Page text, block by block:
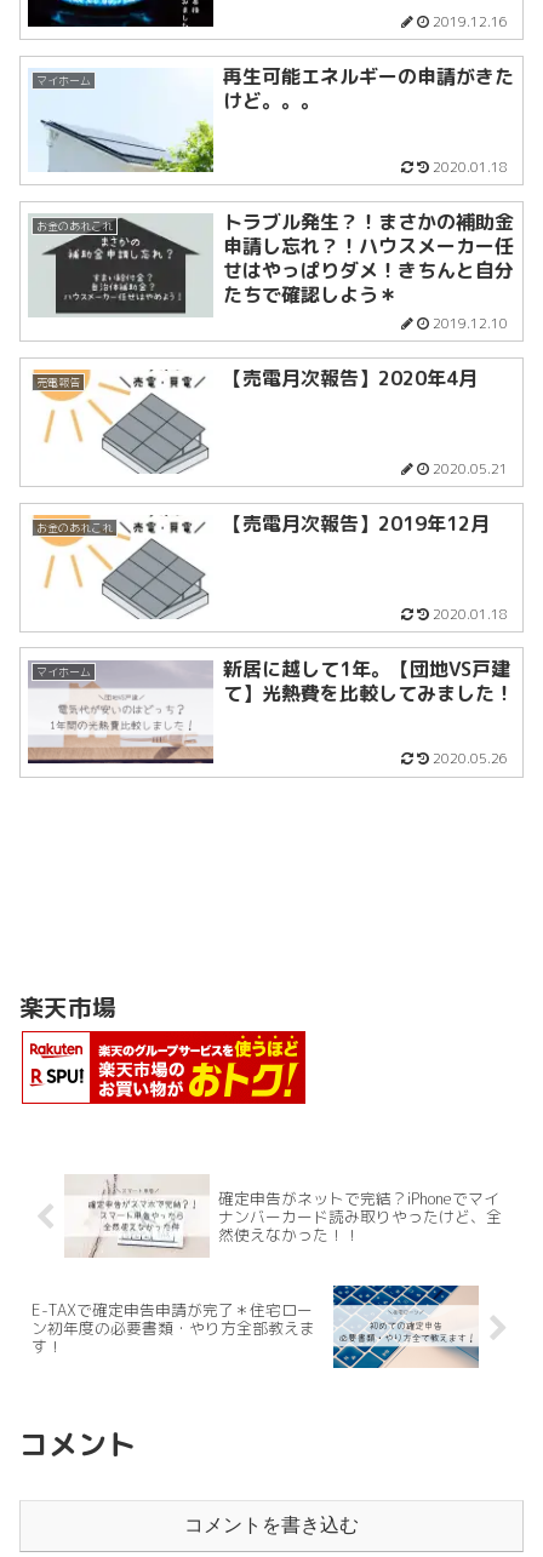
2019.12.16
マイホーム
再生可能エネルギーの申請がきた
けど。。。
2020.01.18
お金のあれこれ
トラブル発生？！まさかの補助金
申請し忘れ？！ハウスメーカー任
せはやっぱりダメ！きちんと自分
たちで確認しよう＊
2019.12.10
売電報告 【売電月次報告】2020年4月
2020.05.21
お金のあれこれ 【売電月次報告】2019年12月
2020.01.18
マイホーム
新居に越して1年。【団地VS戸建
て】光熱費を比較してみました！
2020.05.26
楽天市場
確定申告がネットで完結？iPhoneでマイ
ナンバーカード読み取りやったけど、全
然使えなかった！！
E-TAXで確定申告申請が完了＊住宅ロー
ン初年度の必要書類・やり方全部教えま
す！
コメント
コメントを書き込む